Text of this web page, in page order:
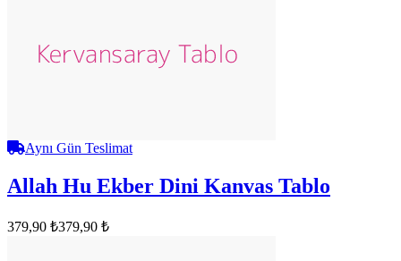
Aynı Gün Teslimat
Allah Hu Ekber Dini Kanvas Tablo
379,90 ₺379,90 ₺